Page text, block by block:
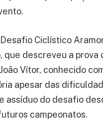
Ciclístico
que descreveu a
Vítor, conhecido
apesar das
assíduo do desafio
campeonatos.